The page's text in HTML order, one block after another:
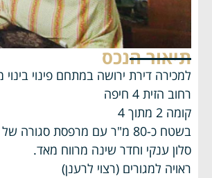
תיאור הנכס
למכירה דירת ירושה במתחם פינוי בינוי מס' 26 בקרית אליעזר
רחוב הזית 4 חיפה
קומה 2 מתוך 4
בשטח כ-80 מ"ר עם מרפסת סגורה של 6 מ"ר
סלון ענקי וחדר שינה מרווח מאד.
ראויה למגורים (רצוי לרענן)